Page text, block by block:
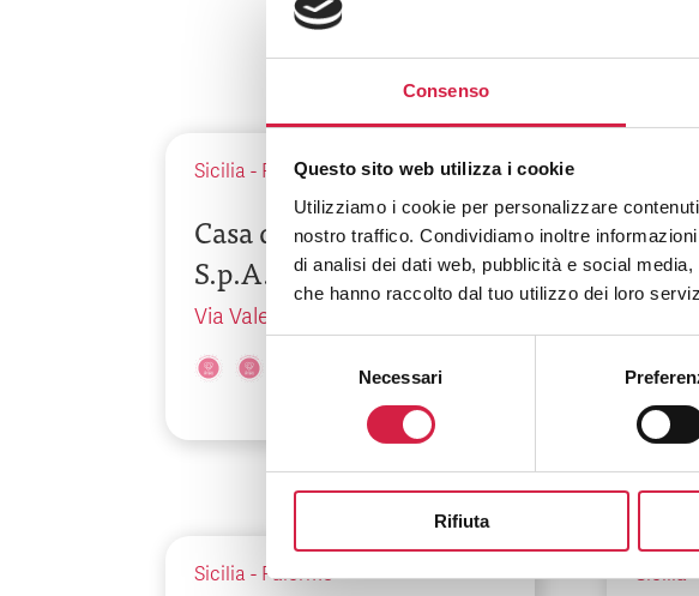
Consenso
Questo sito web utilizza i cookie
Utilizziamo i cookie per personalizzare
nostro traffico. Condividiamo inoltre
di analisi dei dati web, pubblicità e social
che hanno raccolto dal tuo utilizzo dei loro
Necessari
Rifiuta
Sicilia - Palermo
Casa di Cura Candela
S.p.A.
Via Valerio Villareale, 54
Sicilia - Palermo Sicilia